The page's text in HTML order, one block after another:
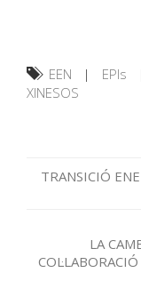
EEN | EPIs
XINESOS
TRANSICIÓ
LA